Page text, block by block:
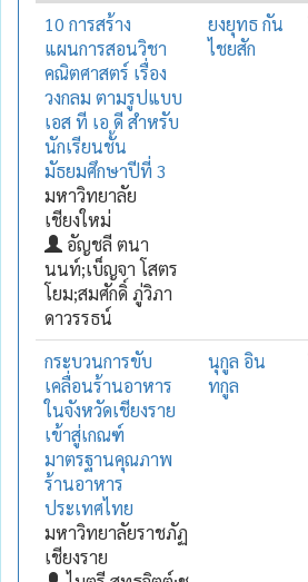
10 การสร้าง
แผนการสอนวิชา
คณิตศาสตร์ เรื่อง
วงกลม ตามรูปแบบ
เอส ที เอ ดี สำหรับ
นักเรียนชั้น
มัธยมศึกษาปีที่ 3
มหาวิทยาลัย
เชียงใหม่
อัญชลี ตนา
นนท์;เบ็ญจา โสตร
โยม;สมศักดิ์ ภู่วิภา
ดาวรรธน์
ยงยุทธ กัน
ไชยสัก
กระบวนการขับ
เคลื่อนร้านอาหาร
ในจังหวัดเชียงราย
เข้าสู่เกณฑ์
มาตรฐานคุณภาพ
ร้านอาหาร
ประเทศไทย
มหาวิทยาลัยราชภัฏ
เชียงราย
นุกูล อิน
ทกูล